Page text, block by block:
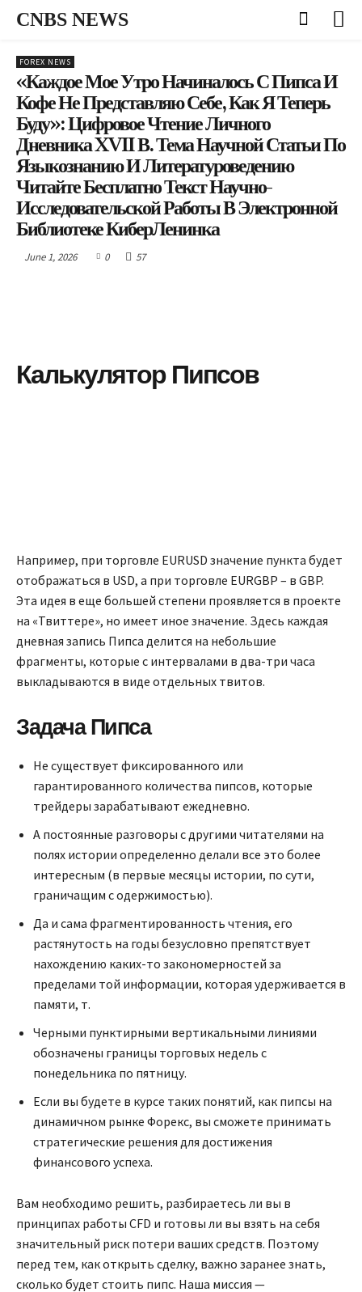
CNBS NEWS
FOREX NEWS
«Каждое Мое Утро Начиналось С Пипса И
Кофе Не Представляю Себе, Как Я Теперь
Буду»: Цифровое Чтение Личного
Дневника XVII В. Тема Научной Статьи По
Языкознанию И Литературоведению
Читайте Бесплатно Текст Научно-
Исследовательской Работы В Электронной
Библиотеке КиберЛенинка
June 1, 2026 0 57
Калькулятор Пипсов
Например, при торговле EURUSD значение пункта будет
отображаться в USD, а при торговле EURGBP – в GBP.
Эта идея в еще большей степени проявляется в проекте
на «Твиттере», но имеет иное значение. Здесь каждая
дневная запись Пипса делится на небольшие
фрагменты, которые с интервалами в два-три часа
выкладываются в виде отдельных твитов.
Задача Пипса
Не существует фиксированного или
гарантированного количества пипсов, которые
трейдеры зарабатывают ежедневно.
А постоянные разговоры с другими читателями на
полях истории определенно делали все это более
интересным (в первые месяцы истории, по сути,
граничащим с одержимостью).
Да и сама фрагментированность чтения, его
растянутость на годы безусловно препятствует
нахождению каких-то закономерностей за
пределами той информации, которая удерживается в
памяти, т.
Черными пунктирными вертикальными линиями
обозначены границы торговых недель с
понедельника по пятницу.
Если вы будете в курсе таких понятий, как пипсы на
динамичном рынке Форекс, вы сможете принимать
стратегические решения для достижения
финансового успеха.
Вам необходимо решить, разбираетесь ли вы в
принципах работы CFD и готовы ли вы взять на себя
значительный риск потери ваших средств. Поэтому
перед тем, как открыть сделку, важно заранее знать,
сколько будет стоить пипс. Наша миссия —